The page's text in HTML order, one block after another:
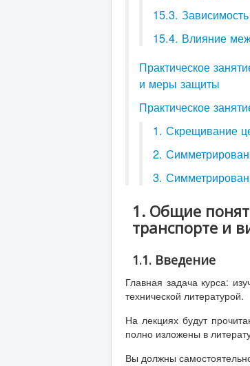
15.3.
15.4. Влияние
Практическое
и меры защиты
Практическое
1. Скрещивание
2.
3.
1. Общие
транспорте и
1.1. Введение
Главная задача курса:
технической литературой.
На лекциях будут
полно изложены в
Вы должны